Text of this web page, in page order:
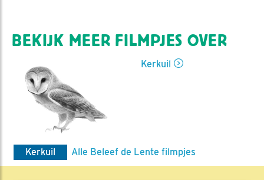
BEKIJK MEER FILMPJES OVER
Kerkuil
Kerkuil Alle Beleef de Lente filmpjes